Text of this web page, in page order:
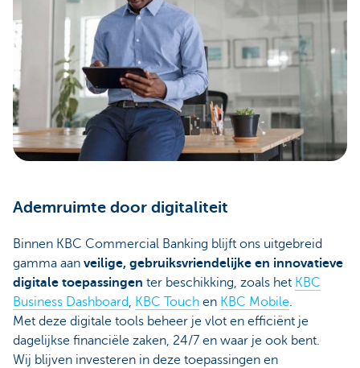
Ademruimte door digitaliteit
Binnen KBC Commercial Banking blijft ons uitgebreid
gamma aan veilige, gebruiksvriendelijke en innovatieve
digitale toepassingen ter beschikking, zoals het KBC
Business Dashboard, KBC Touch en KBC Mobile.
Met deze digitale tools beheer je vlot en efficiënt je
dagelijkse financiële zaken, 24/7 en waar je ook bent.
Wij blijven investeren in deze toepassingen en